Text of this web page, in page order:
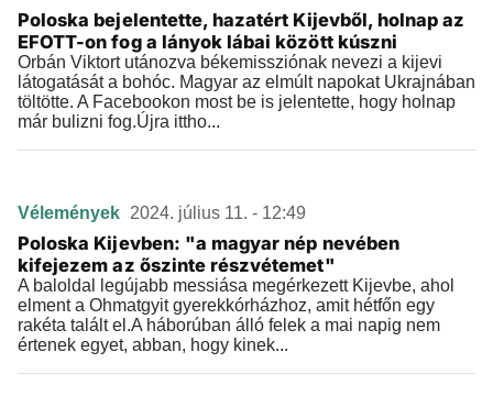
Poloska bejelentette, hazatért Kijevből, holnap az
EFOTT-on fog a lányok lábai között kúszni
Orbán Viktort utánozva békemissziónak nevezi a kijevi
látogatását a bohóc. Magyar az elmúlt napokat Ukrajnában
töltötte. A Facebookon most be is jelentette, hogy holnap
már bulizni fog.Újra ittho...
Vélemények 2024. július 11. - 12:49
Poloska Kijevben: "a magyar nép nevében
kifejezem az őszinte részvétemet"
A baloldal legújabb messiása megérkezett Kijevbe, ahol
elment a Ohmatgyit gyerekkórházhoz, amit hétfőn egy
rakéta talált el.A háborúban álló felek a mai napig nem
értenek egyet, abban, hogy kinek...